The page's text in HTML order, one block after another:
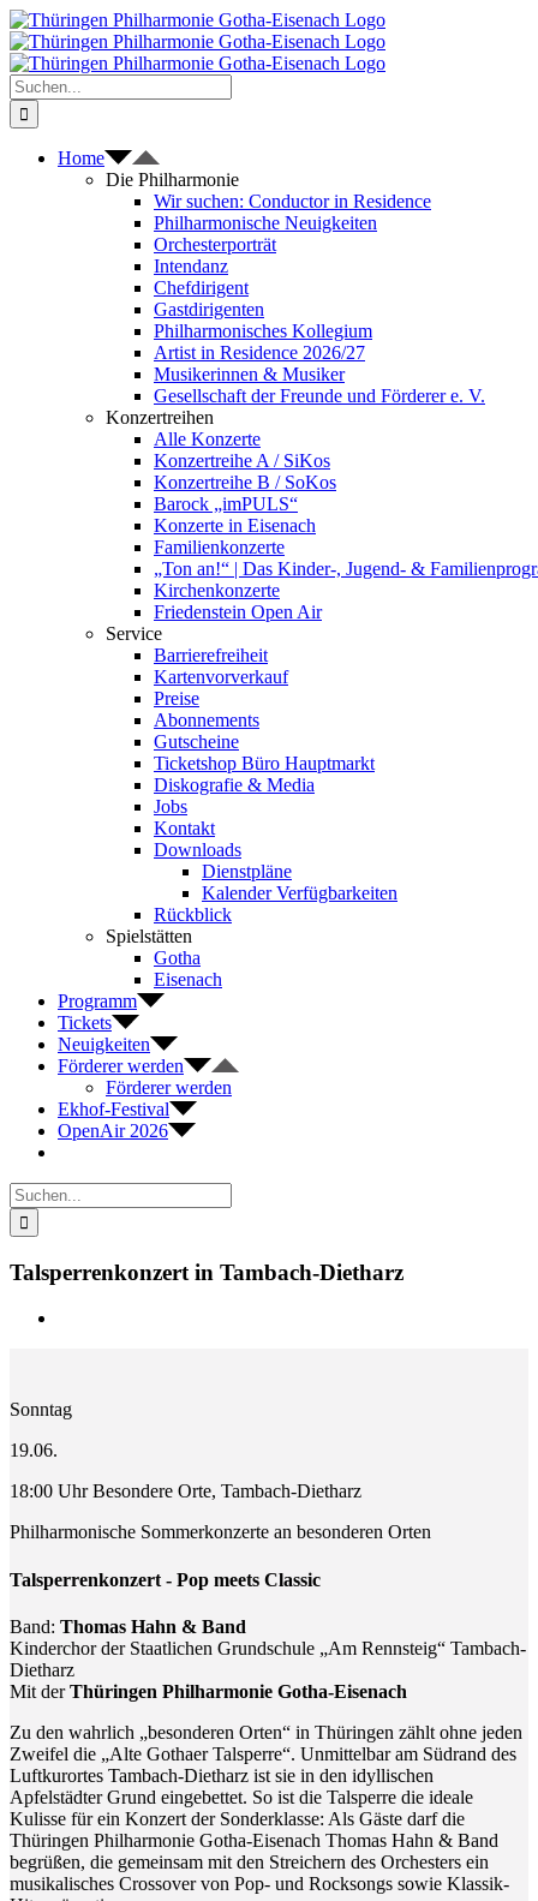
Zum
Inhalt
springen
Suche
nach:
Home
Die Philharmonie
Wir suchen: Conductor in Residence
Philharmonische Neuigkeiten
Orchesterporträt
Intendanz
Chefdirigent
Gastdirigenten
Philharmonisches Kollegium
Artist in Residence 2026/27
Musikerinnen & Musiker
Gesellschaft der Freunde und Förderer e. V.
Konzertreihen
Alle Konzerte
Konzertreihe A / SiKos
Konzertreihe B / SoKos
Barock „imPULS“
Konzerte in Eisenach
Familienkonzerte
„Ton an!“ | Das Kinder-, Jugend- &
Kirchenkonzerte
Friedenstein Open Air
Service
Barrierefreiheit
Kartenvorverkauf
Preise
Abonnements
Gutscheine
Ticketshop Büro Hauptmarkt
Diskografie & Media
Jobs
Kontakt
Downloads
Dienstpläne
Kalender Verfügbarkeiten
Rückblick
Spielstätten
Gotha
Eisenach
Programm
Tickets
Neuigkeiten
Förderer werden
Förderer werden
Ekhof-Festival
OpenAir 2026
Suche
nach:
Talsperrenkonzert in Tambach-Dietharz
Sonntag
19.06.
18:00 Uhr Besondere Orte, Tambach-Dietharz
Philharmonische Sommerkonzerte an besonderen Orten
Talsperrenkonzert - Pop meets Classic
Band:Thomas Hahn & Band
Kinderchor der Staatlichen Grundschule „Am Rennsteig“ Tambach-
Dietharz
Mit derThüringen Philharmonie Gotha-Eisenach
Zu den wahrlich „besonderen Orten“ in Thüringen zählt ohne jeden
Zweifel die „Alte Gothaer Talsperre“. Unmittelbar am Südrand des
Luftkurortes Tambach-Dietharz ist sie in den idyllischen
Apfelstädter Grund eingebettet. So ist die Talsperre die ideale
Kulisse für ein Konzert der Sonderklasse: Als Gäste darf die
Thüringen Philharmonie Gotha-Eisenach Thomas Hahn & Band
begrüßen, die gemeinsam mit den Streichern des Orchesters ein
musikalisches Crossover von Pop- und Rocksongs sowie Klassik-